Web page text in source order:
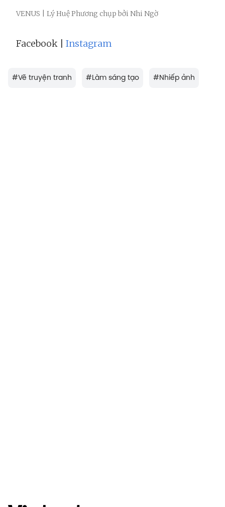
VENUS | Lý Huệ Phương chụp bởi Nhi Ngờ
Facebook | Instagram
#Vẽ truyện tranh #Làm sáng tạo #Nhiếp ảnh